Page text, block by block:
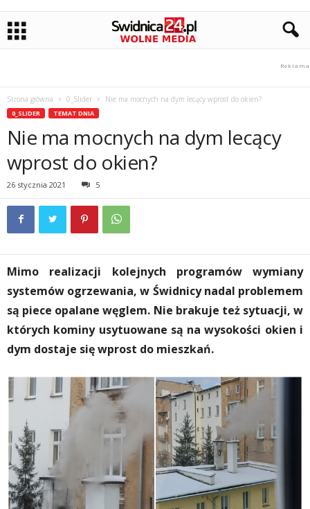
Strona główna 0_Slider Nie ma mocnych na dym lecący wprost do okien?
0_SLIDER TEMAT DNIA
Nie ma mocnych na dym lecący
wprost do okien?
26 stycznia 2021 5
Mimo realizacji kolejnych programów wymiany
systemów ogrzewania, w Świdnicy nadal problemem
są piece opalane węglem. Nie brakuje też sytuacji, w
których kominy usytuowane są na wysokości okien i
dym dostaje się wprost do mieszkań.